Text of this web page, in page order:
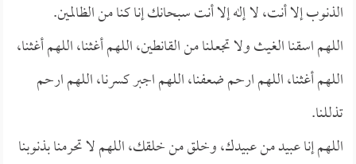
الذنوب إلا أنت، لا إله إلا أنت سبحانك إنا كنا من الظالمين.
اللهم اسقنا الغيث ولا تجعلنا من القانطين، اللهم أغثنا، اللهم أغثنا،
اللهم أغثنا، اللهم ارحم ضعفنا، اللهم اجبر كسرنا، اللهم ارحم
تذللنا.
اللهم إنا عبيد من عبيدك، وخلق من خلقك، اللهم لا تحرمنا بذنوبنا